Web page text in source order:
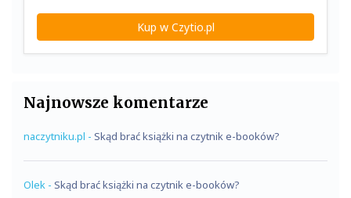
Kup w Czytio.pl
Najnowsze komentarze
naczytniku.pl - Skąd brać książki na czytnik e-booków?
Olek - Skąd brać książki na czytnik e-booków?